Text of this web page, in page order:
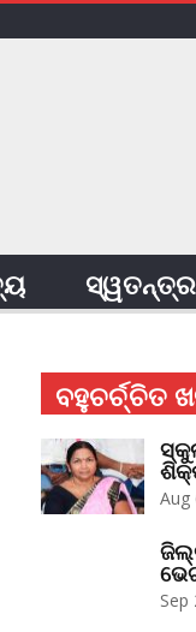
ସ୍ୱତନ୍ତ୍ର
ବହୁଚର୍ଚ୍ଚିତ
Aug
Sep